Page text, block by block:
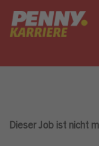
Dieser Job ist nicht